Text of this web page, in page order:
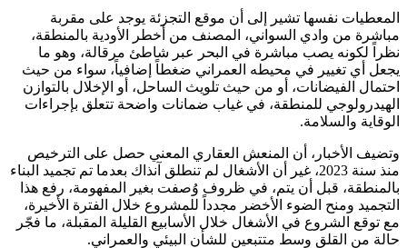
المعطيات نفسها تشير إلى أن موقع التجزئة يوجد على مقربة
مباشرة من وادي السواني، المصنف من أخطر الأودية بالمنطقة،
نظراً لكونه يصب مباشرة في البحر عبر شاطئ مرقالة، وهو ما
يجعل أي تغيير في محيطه العمراني ضغطاً إضافياً، سواء من حيث
احتمال الفيضانات، أو من حيث تلويث الساحل، أو الإخلال بالتوازن
الهيدرولوجي للمنطقة، في غياب ضمانات واضحة تتعلق بإجراءات
الوقاية والسلامة.
وتضيف الأخبار، أن المنعش العقاري المعني حصل على الترخيص
منذ سنة 2023، غير أن الأشغال لم تنطلق آنذاك بعدما تم تجميد البناء
بالمنطقة، قبل أن يتم، في ظروف وُصفت بغير المفهومة، رفع هذا
التجميد ومنح الضوء الأخضر مجدداً للمشروع خلال الفترة الأخيرة،
مع توقع الشروع في الأشغال خلال الأسابيع القليلة المقبلة، ما فجّر
حالة من القلق وسط متتبعين للشأن البيئي والعمراني.